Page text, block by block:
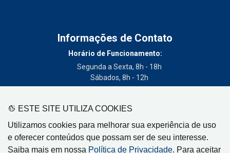
ESTE SITE UTILIZA COOKIES
Utilizamos cookies para melhorar sua experiência de uso
e oferecer conteúdos que possam ser de seu interesse.
Saiba mais em nossa Política de Privacidade. Para aceitar
Informações de Contato
Horário de Funcionamento:
Segunda a Sexta, 8h - 18h
Sábados, 8h - 12h
(19) 3404-3700
Circulação:
Limeira - SP, Artur Nogueira - SP, Cordeirópolis - SP,
Engenheiro Coelho - SP, Iracemápolis - SP